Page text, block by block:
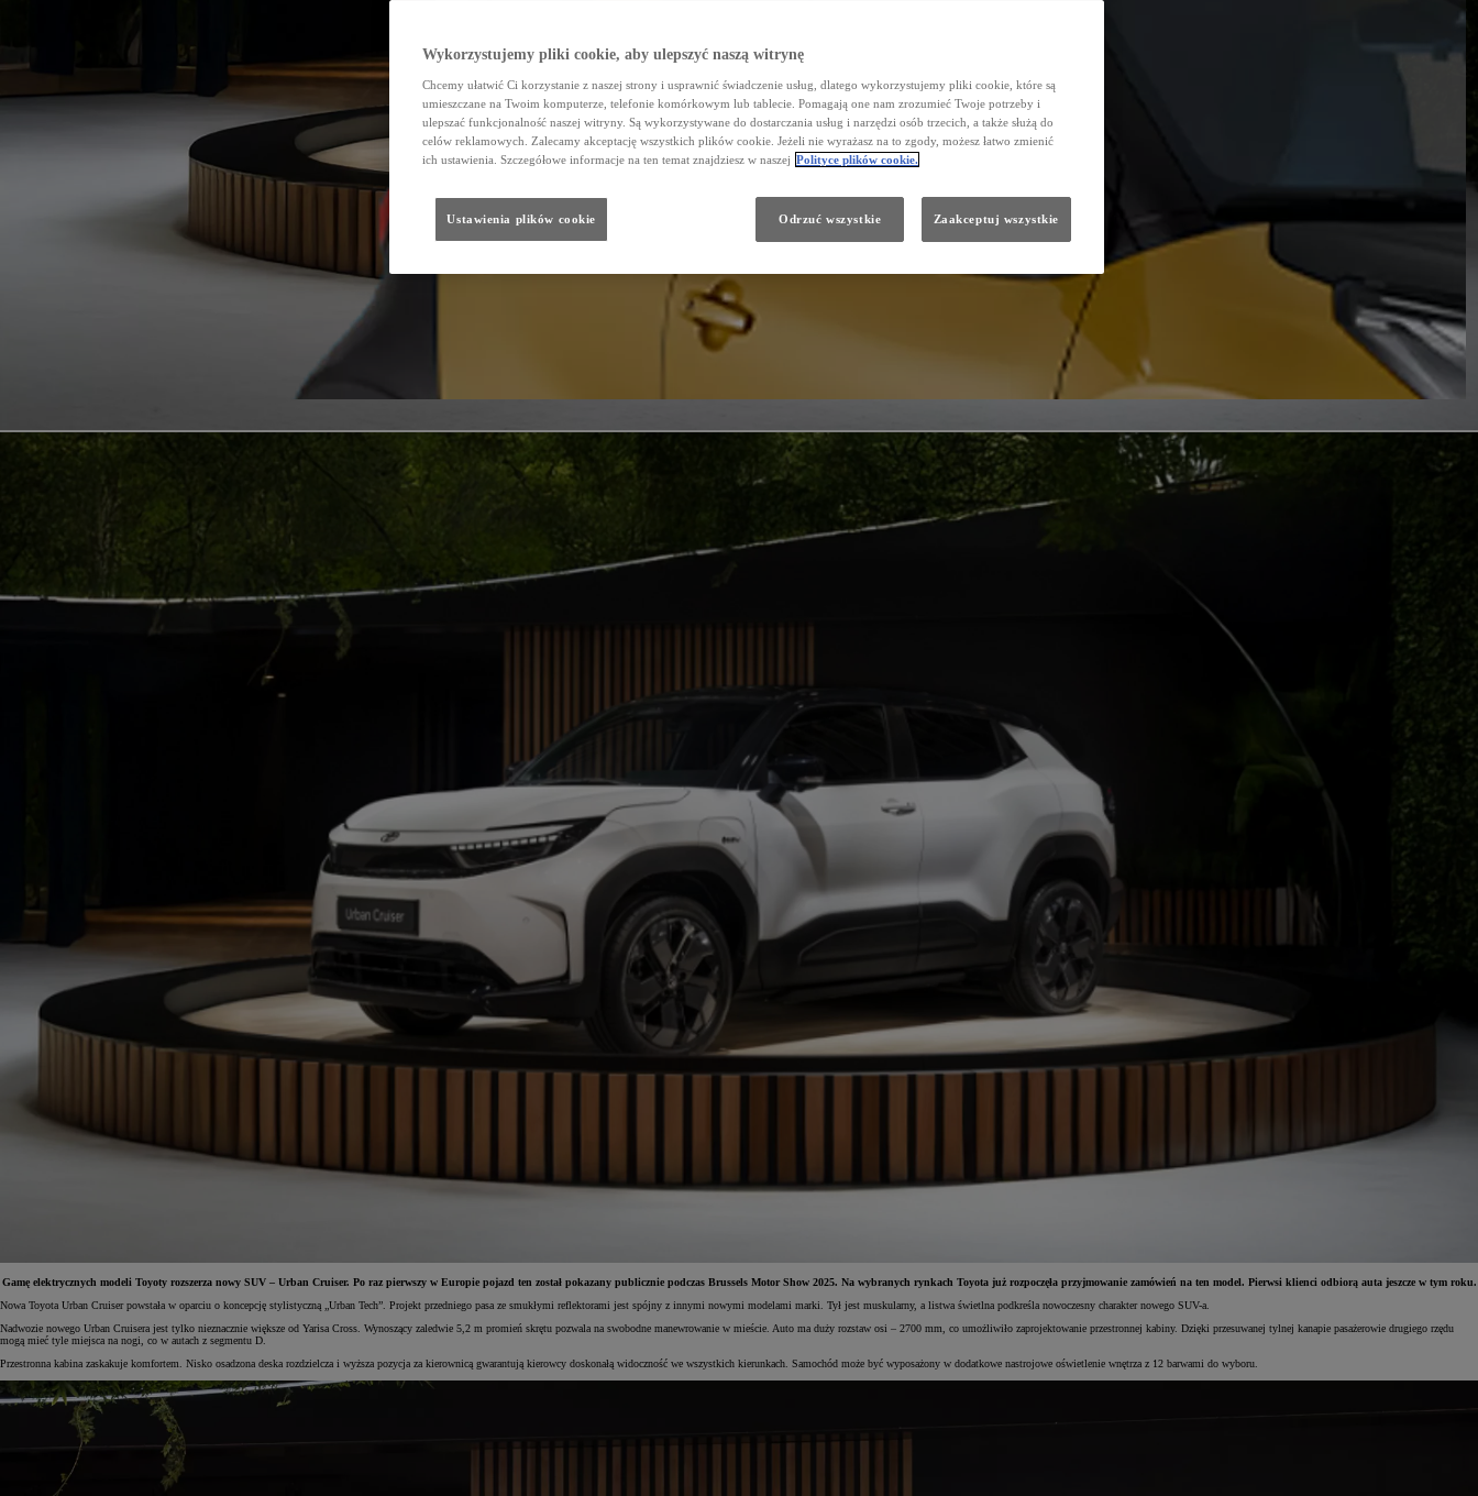
Od81 900 zł
Yaris Cross
Gamę elektrycznych modeli Toyoty rozszerza nowy SUV – Urban Cruiser. Po raz pierwszy w Europie pojazd ten został pokazany publicznie podczas Brussels Motor Show 2025. Na wybranych rynkach Toyota już rozpoczęła przyjmowanie zamówień na ten model. Pierwsi klienci odbiorą auta jeszcze w tym roku.
Nowa Toyota Urban Cruiser powstała w oparciu o koncepcję stylistyczną „Urban Tech”. Projekt przedniego pasa ze smukłymi reflektorami jest spójny z innymi nowymi modelami marki. Tył jest muskularny, a listwa świetlna podkreśla nowoczesny charakter nowego SUV-a.
Nadwozie nowego Urban Cruisera jest tylko nieznacznie większe od Yarisa Cross. Wynoszący zaledwie 5,2 m promień skrętu pozwala na swobodne manewrowanie w mieście. Auto ma duży rozstaw osi – 2700 mm, co umożliwiło zaprojektowanie przestronnej kabiny. Dzięki przesuwanej tylnej kanapie pasażerowie drugiego rzędu
mogą mieć tyle miejsca na nogi, co w autach z segmentu D.
Przestronna kabina zaskakuje komfortem. Nisko osadzona deska rozdzielcza i wyższa pozycja za kierownicą gwarantują kierowcy doskonałą widoczność we wszystkich kierunkach. Samochód może być wyposażony w dodatkowe nastrojowe oświetlenie wnętrza z 12 barwami do wyboru.
Wykorzystujemy pliki cookie, aby ulepszyć naszą witrynę
Chcemy ułatwić Ci korzystanie z naszej strony i usprawnić świadczenie usług, dlatego wykorzystujemy pliki cookie, które są
umieszczane na Twoim komputerze, telefonie komórkowym lub tablecie. Pomagają one nam zrozumieć Twoje potrzeby i
ulepszać funkcjonalność naszej witryny. Są wykorzystywane do dostarczania usług i narzędzi osób trzecich, a także służą do
celów reklamowych. Zalecamy akceptację wszystkich plików cookie. Jeżeli nie wyrażasz na to zgody, możesz łatwo zmienić
ich ustawienia. Szczegółowe informacje na ten temat znajdziesz w naszej Polityce plików cookie.
Ustawienia plików cookie Odrzuć wszystkie Zaakceptuj wszystkie